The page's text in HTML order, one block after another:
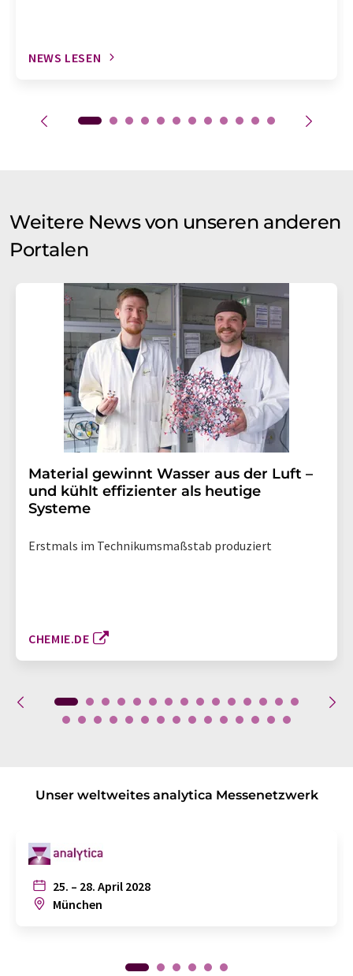
NEWS LESEN
Weitere News von unseren anderen
Portalen
Material gewinnt Wasser aus der Luft –
und kühlt effizienter als heutige
Systeme
Erstmals im Technikumsmaßstab produziert
CHEMIE.DE
Unser weltweites analytica Messenetzwerk
25. – 28. April 2028
München